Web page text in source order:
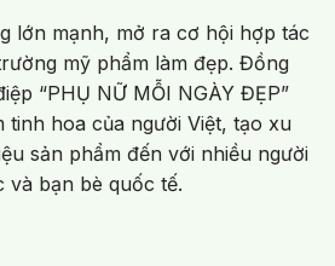
lớn mạnh, mở ra cơ hội hợp tác
mỹ phẩm làm đẹp. Đồng
“PHỤ NỮ MỖI NGÀY ĐẸP”
tinh hoa của người Việt, tạo xu
sản phẩm đến với nhiều người
và bạn bè quốc tế.